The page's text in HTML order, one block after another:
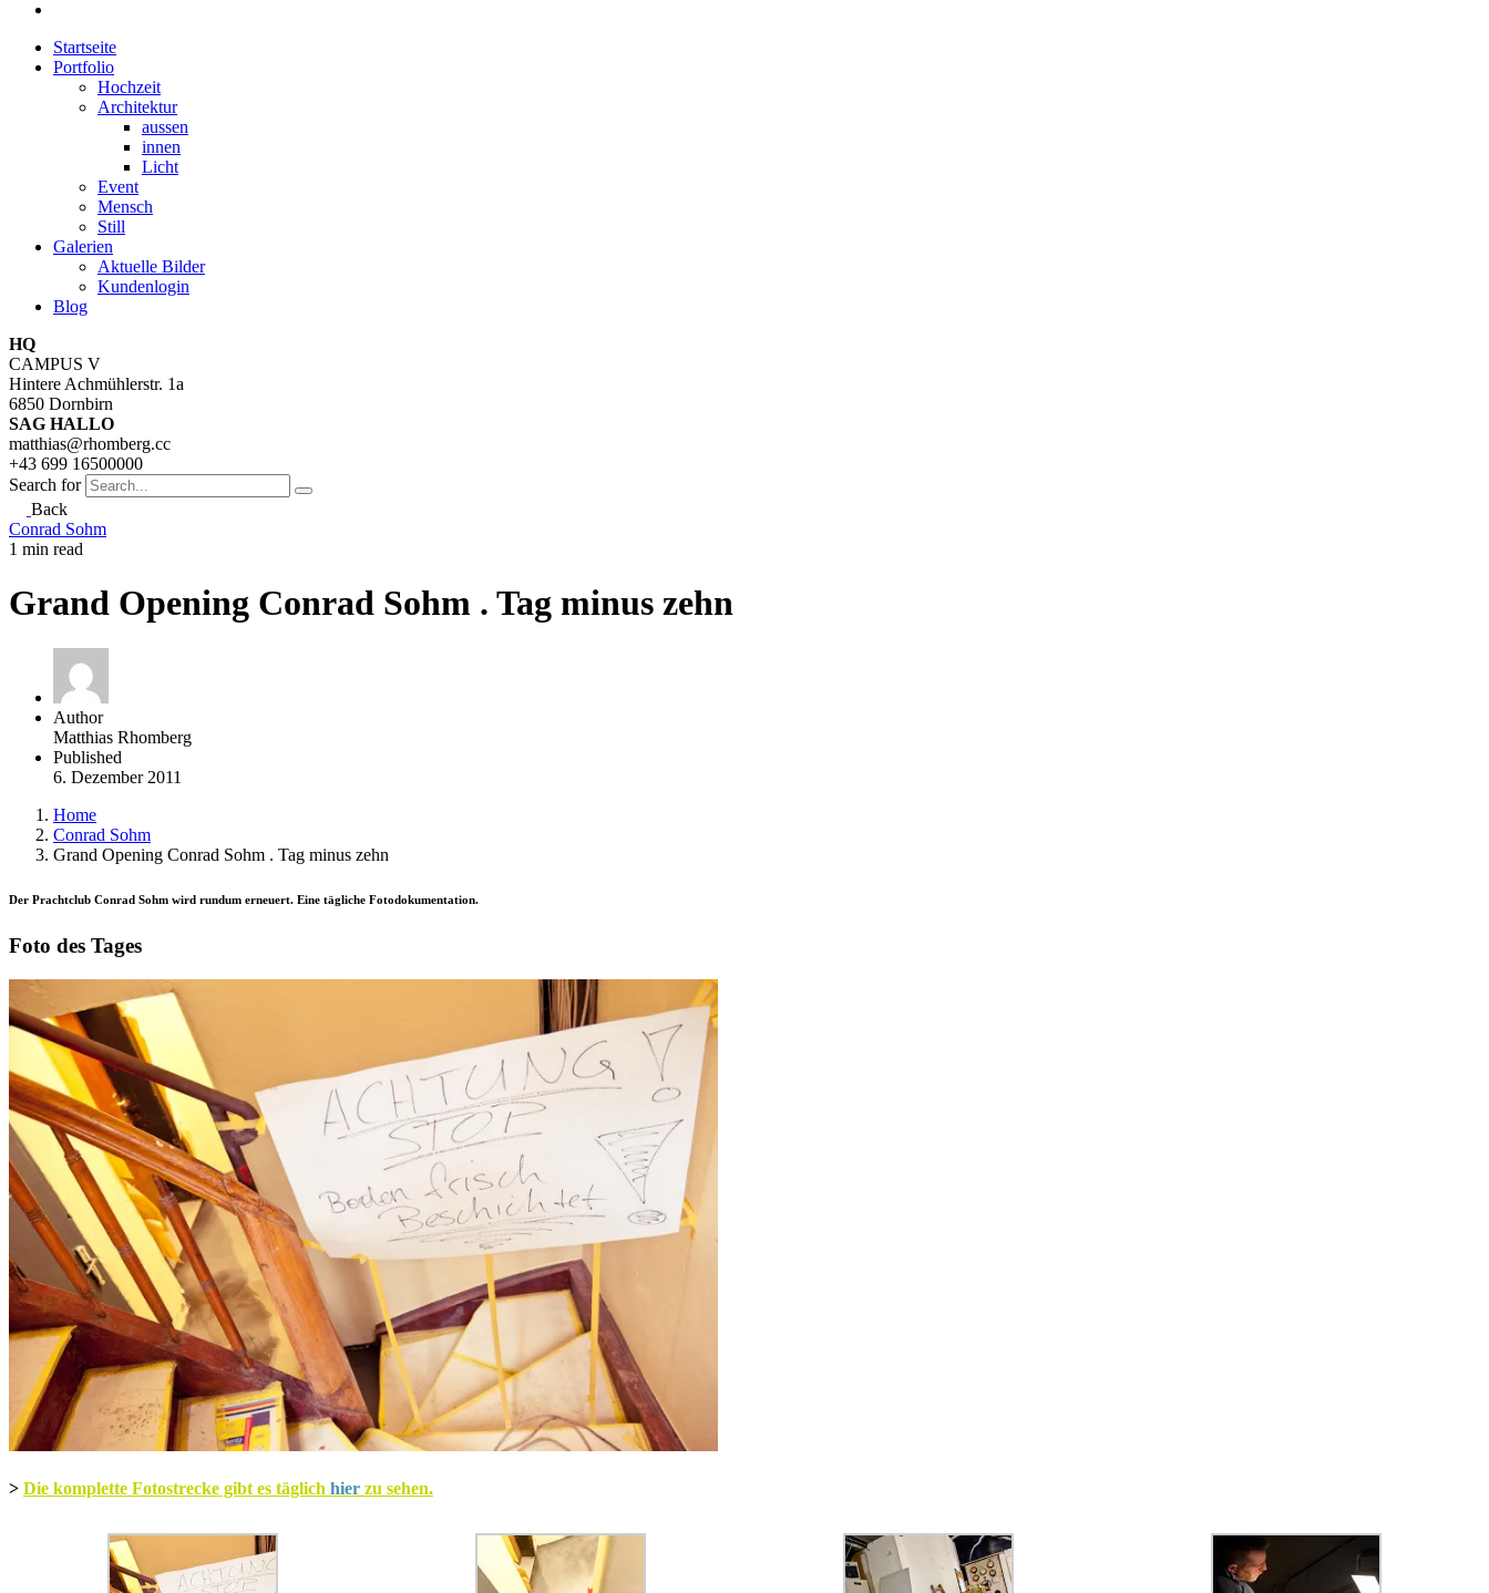
Startseite
Portfolio
Hochzeit
Architektur
aussen
innen
Licht
Event
Mensch
Still
Galerien
Aktuelle Bilder
Kundenlogin
Blog
HQ
CAMPUS V
Hintere Achmühlerstr. 1a
6850 Dornbirn
SAG HALLO
matthias@rhomberg.cc
+43 699 16500000
Search for
Back
Conrad Sohm
1 min read
Grand Opening Conrad Sohm . Tag minus zehn
Author
Matthias Rhomberg
Published
6. Dezember 2011
Home
Conrad Sohm
Grand Opening Conrad Sohm . Tag minus zehn
Der Prachtclub Conrad Sohm wird rundum erneuert. Eine tägliche Fotodokumentation.
Foto des Tages
> Die komplette Fotostrecke gibt es täglich hier zu sehen.